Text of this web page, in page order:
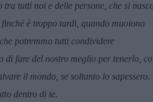
tutti noi e delle persone, che si
è troppo tardi, quando muoiono
potremmo tutti condividere
di fare del nostro meglio per tenerlo,
il mondo, se soltanto lo sapessero.
dentro di te.